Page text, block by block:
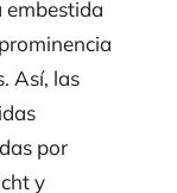
embestida
Así, las
por
y